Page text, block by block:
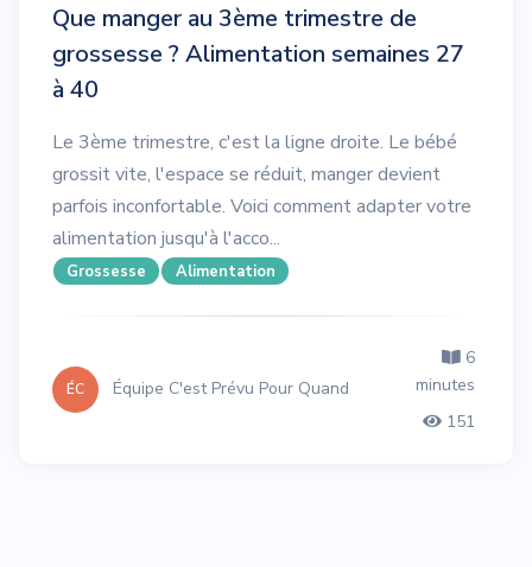
Que manger au 3ème trimestre de
grossesse ? Alimentation semaines 27
à 40
Le 3ème trimestre, c'est la ligne droite. Le bébé
grossit vite, l'espace se réduit, manger devient
parfois inconfortable. Voici comment adapter votre
alimentation jusqu'à l'acco...
Grossesse Alimentation
ÉC Équipe C'est Prévu Pour Quand
6
minutes
151